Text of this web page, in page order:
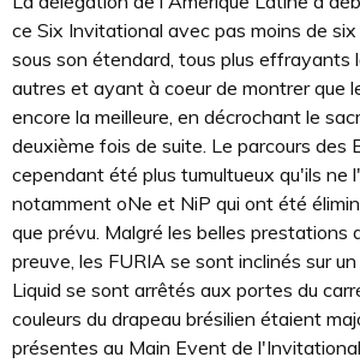
ce Six Invitational avec pas moins de
sous son étendard, tous plus effrayants
autres et ayant à coeur de montrer que
encore la meilleure, en décrochant le
deuxième fois de suite. Le parcours des
cependant été plus tumultueux qu'ils ne
notamment oNe et NiP qui ont été
que prévu. Malgré les belles prestations
preuve, les FURIA se sont inclinés sur
Liquid se sont arrêtés aux portes du
couleurs du drapeau brésilien étaient
présentes au Main Event de